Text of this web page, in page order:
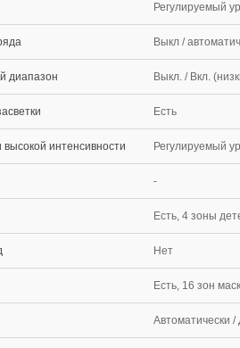
Регулируемый
Выкл /
диапазон Выкл. / Вкл.
Есть
высокой интенсивности Регулируемый
-
Есть, 4 зоны
Нет
Есть, 16 зон
Автоматически